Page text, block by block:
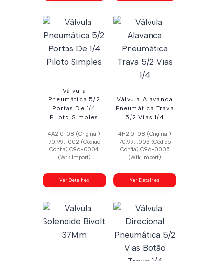
Válvula
Pneumática 5/2
Portas De 1/4
Piloto Simples
4A210-08 (Original)
70.99.1.002 (Código
Confia) C96-0004
(Wtk Import)
Ver Detalhes
Válvula Alavanca
Pneumática Trava
5/2 Vias 1/4
4H210-08 (Original)
70.99.1.003 (Código
Confia) C96-0005
(Wtk Import)
Ver Detalhes